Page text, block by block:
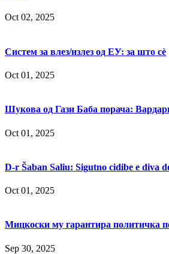
Oct 02, 2025
Систем за влез/излез од ЕУ: за што сè
Oct 01, 2025
Шукова од Гази Баба порача:
Oct 01, 2025
D-r Šaban Saliu: Sigutno cidibe e diva
Oct 01, 2025
Мицкоски му гарантира политичка
Sep 30, 2025